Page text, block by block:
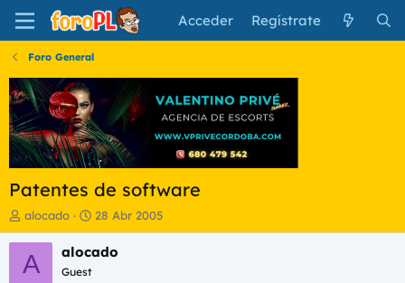
Acceder Regístrate
Foro General
Patentes de software
I
n
i
c
alocado
F
e
c
28 Abr 2005
A alocado
Guest